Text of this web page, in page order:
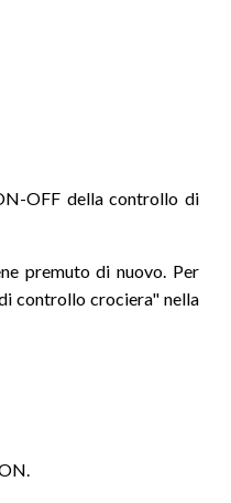
OFF della controllo di
premuto di nuovo. Per
controllo crociera" nella